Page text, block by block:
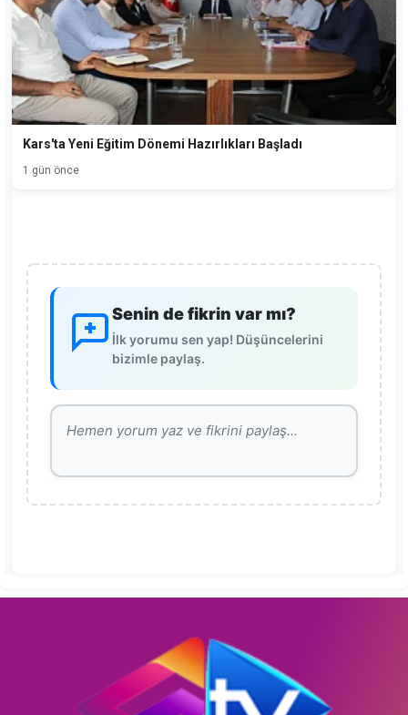
Kars'ta Yeni Eğitim Dönemi Hazırlıkları Başladı
1 gün önce
Senin de fikrin var mı?
İlk yorumu sen yap! Düşüncelerini
bizimle paylaş.